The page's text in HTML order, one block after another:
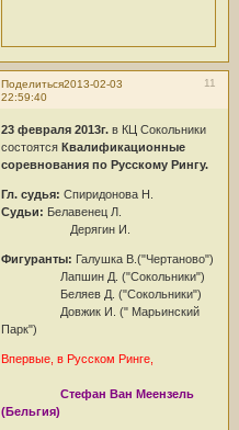
Поделиться 11
2013-02-03
22:59:40
23 февраля 2013г. в КЦ Сокольники
состоятся Квалификационные
соревнования по Русскому Рингу.
Гл. судья: Спиридонова Н.
Судьи: Белавенец Л.
Дерягин И.
Фигуранты: Галушка В.("Чертаново")
Лапшин Д. ("Сокольники")
Беляев Д. ("Сокольники")
Довжик И. (" Марьинский
Парк")
Впервые, в Русском Ринге,
Стефан Ван Меензель
(Бельгия)